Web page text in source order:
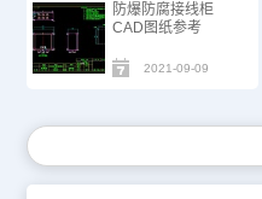
防爆防腐接线柜
CAD图纸参考
2021-09-09